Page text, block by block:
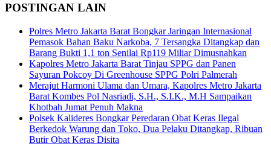
POSTINGAN LAIN
Polres Metro Jakarta Barat Bongkar Jaringan Internasional
Pemasok Bahan Baku Narkoba, 7 Tersangka Ditangkap dan
Barang Bukti 1,1 ton Senilai Rp119 Miliar Dimusnahkan
Kapolres Metro Jakarta Barat Tinjau SPPG dan Panen
Sayuran Pokcoy Di Greenhouse SPPG Polri Palmerah
Merajut Harmoni Ulama dan Umara, Kapolres Metro Jakarta
Barat Kombes Pol Nasriadi, S.H., S.I.K., M.H Sampaikan
Khotbah Jumat Penuh Makna
Polsek Kalideres Bongkar Peredaran Obat Keras Ilegal
Berkedok Warung dan Toko, Dua Pelaku Ditangkap, Ribuan
Butir Obat Keras Disita